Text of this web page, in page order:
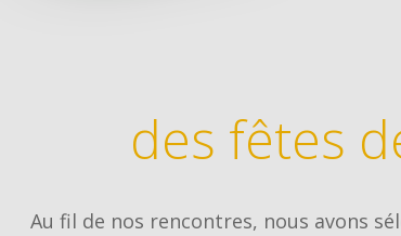
Des épices, des olives, des huiles, des
des fêtes
Au fil de nos rencontres, nous avons